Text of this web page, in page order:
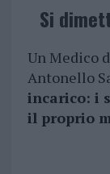
Si
Un Medico
Antonello
incarico: i
il proprio